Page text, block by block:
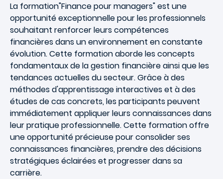
La formation"Finance pour managers" est une
opportunité exceptionnelle pour les professionnels
souhaitant renforcer leurs compétences
financières dans un environnement en constante
évolution. Cette formation aborde les concepts
fondamentaux de la gestion financière ainsi que les
tendances actuelles du secteur. Grâce à des
méthodes d'apprentissage interactives et à des
études de cas concrets, les participants peuvent
immédiatement appliquer leurs connaissances dans
leur pratique professionnelle. Cette formation offre
une opportunité précieuse pour consolider ses
connaissances financières, prendre des décisions
stratégiques éclairées et progresser dans sa
carrière.